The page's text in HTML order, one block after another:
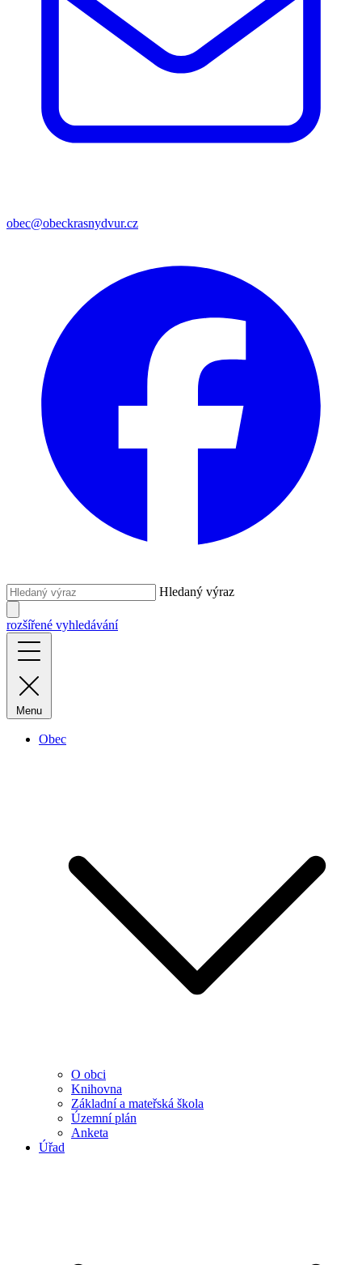
obec@obeckrasnydvur.cz
Hledaný výraz
rozšířené vyhledávání
Menu
Obec
O obci
Knihovna
Základní a mateřská škola
Územní plán
Anketa
Úřad